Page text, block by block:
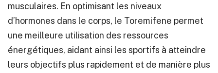
musculaires. En optimisant les niveaux
d’hormones dans le corps, le Toremifene permet
une meilleure utilisation des ressources
énergétiques, aidant ainsi les sportifs à atteindre
leurs objectifs plus rapidement et de manière plus